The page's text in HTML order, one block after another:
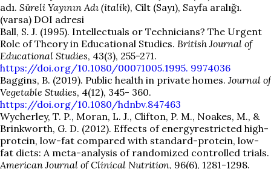
adı. Süreli Yayının Adı (italik), Cilt (Sayı), Sayfa aralığı.
(varsa) DOI adresi
Ball, S. J. (1995). Intellectuals or Technicians? The Urgent
Role of Theory in Educational Studies. British Journal of
Educational Studies, 43(3), 255-271.
https://doi.org/10.1080/00071005.1995. 9974036
Baggins, B. (2019). Public health in private homes. Journal of
Vegetable Studies, 4(12), 345- 360.
https://doi.org/10.1080/hdnbv.847463
Wycherley, T. P., Moran, L. J., Clifton, P. M., Noakes, M., &
Brinkworth, G. D. (2012). Effects of energyrestricted high-
protein, low-fat compared with standard-protein, low-
fat diets: A meta-analysis of randomized controlled trials.
American Journal of Clinical Nutrition, 96(6), 1281-1298.